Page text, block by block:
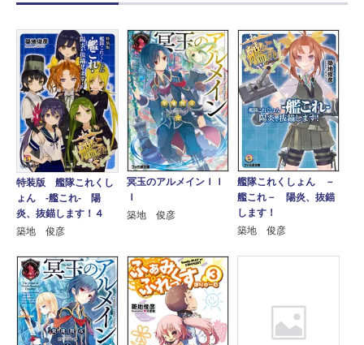
特装版 艦隊これくし
ょん ‐艦これ‐ 陽
炎、抜錨します！４
築地 俊彦
冥玉のアルメインＩＩ
Ｉ
築地 俊彦
艦隊これくしょん －
艦これ－ 陽炎、抜錨
します！
築地 俊彦